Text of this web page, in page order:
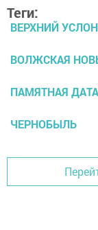
Теги:
ВЕРХНИЙ УСЛОН
ВОЛЖСКАЯ
ПАМЯТНАЯ ДАТА
ЧЕРНОБЫЛЬ